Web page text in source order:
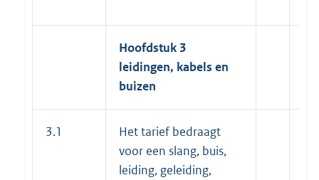
Hoofdstuk 3
leidingen, kabels en
buizen
3.1
Het tarief bedraagt
voor een slang, buis,
leiding, geleiding,